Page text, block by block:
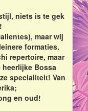
niets is te gek
maar wij
formaties.
repertoire, maar
Bossa
specialiteit! Van
en oud!